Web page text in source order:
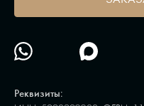
Реквизиты: